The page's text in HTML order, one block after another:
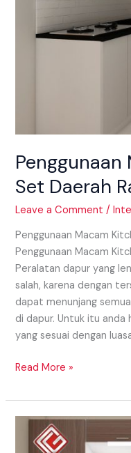
Set Daerah
Leave a Comment /
Penggunaan Macam
Penggunaan Macam
Peralatan dapur yang
salah, karena dengan
dapat menunjang
di dapur. Untuk itu
yang sesuai dengan
Read More »
Model
Kitchen